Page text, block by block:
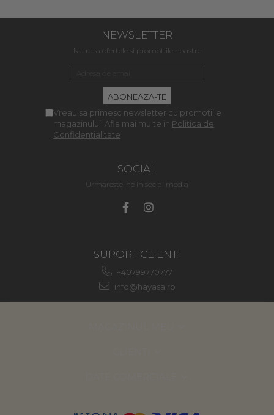
NEWSLETTER
Nu rata ofertele si promotiile noastre
Vreau sa primesc newsletter cu promotiile
magazinului. Afla mai multe in Politica de
Confidentialitate
SOCIAL
Urmareste-ne in social media
SUPORT CLIENTI
+40799770777
info@hayasa.ro